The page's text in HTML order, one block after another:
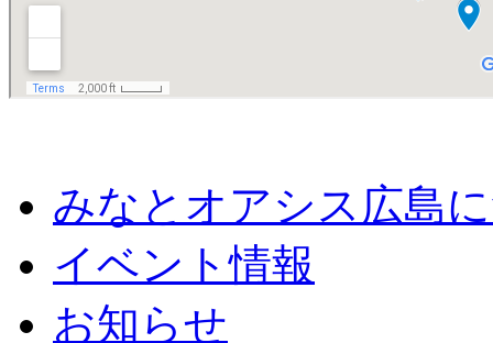
みなとオアシス広島
イベント情報
お知らせ